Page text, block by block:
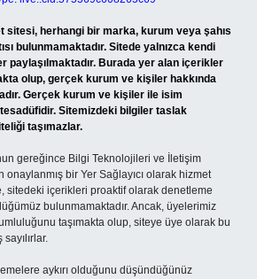
sitesi, herhangi bir marka, kurum veya şahıs
bulunmamaktadır. Sitede yalnızca kendi
paylaşılmaktadır. Burada yer alan içerikler
olup, gerçek kurum ve kişiler hakkında
Gerçek kurum ve kişiler ile isim
Sitemizdeki bilgiler taslak
taşımazlar.
gereğince Bilgi Teknolojileri ve İletişim
onaylanmış bir Yer Sağlayıcı olarak hizmet
sitedeki içerikleri proaktif olarak denetleme
bulunmamaktadır. Ancak, üyelerimiz
taşımakta olup, siteye üye olarak bu
aykırı olduğunu düşündüğünüz